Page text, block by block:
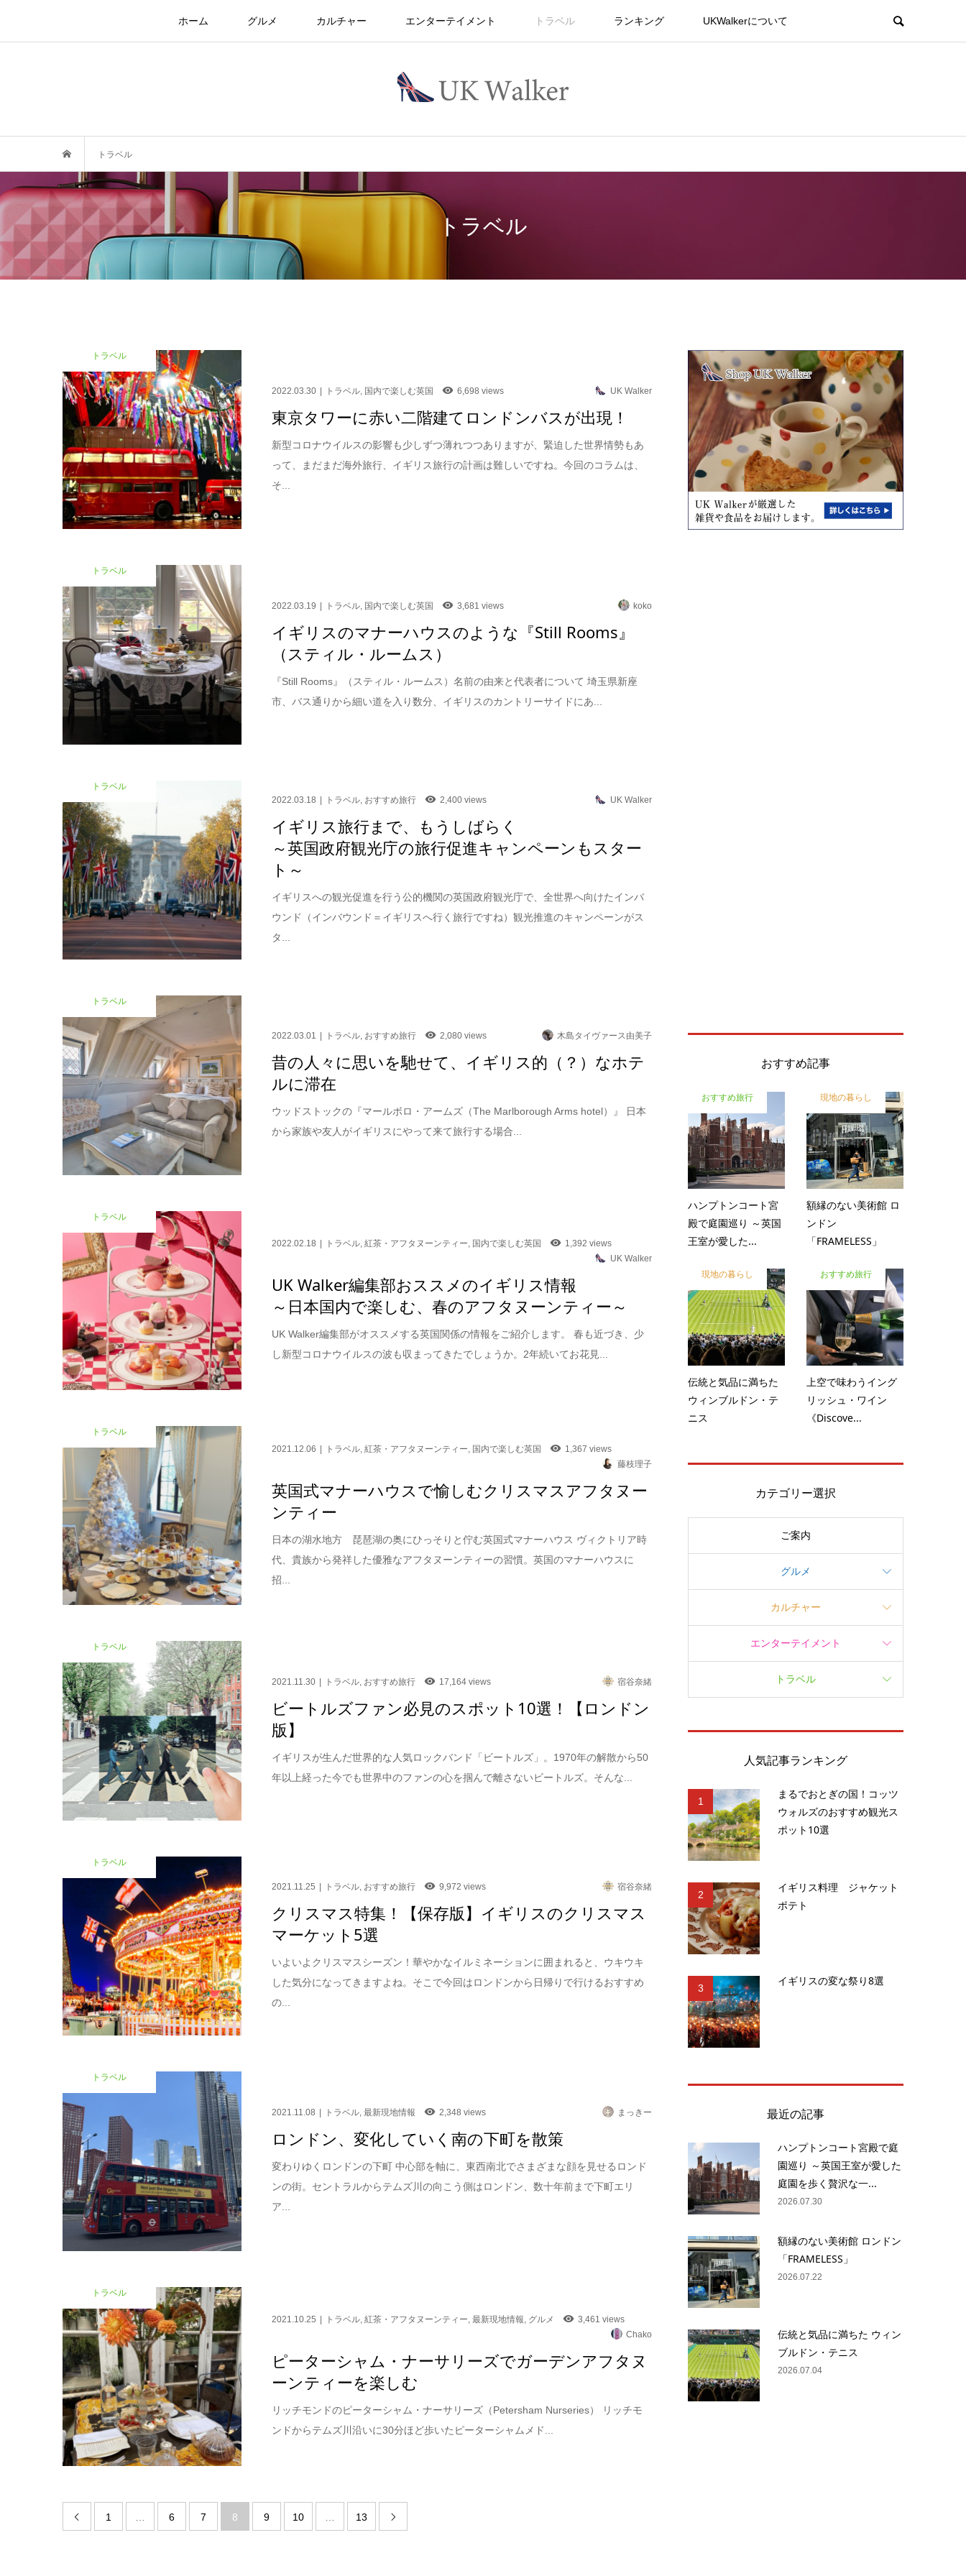
ホーム グルメ カルチャー エンターテイメント トラベル ランキング UKWalkerについて
トラベル
トラベル
トラベル
2022.03.30 トラベル, 国内で楽しむ英国 6,698 views UK Walker
東京タワーに赤い二階建てロンドンバスが出現！
新型コロナウイルスの影響も少しずつ薄れつつありますが、緊迫した世界情勢もあ
って、まだまだ海外旅行、イギリス旅行の計画は難しいですね。今回のコラムは、
そ...
トラベル
2022.03.19 トラベル 国内で楽しむ英国 3,681 views koko
イギリスのマナーハウスのような『Still Rooms』
（スティル・ルームス）
『Still Rooms』（スティル・ルームス）名前の由来と代表者について 埼玉県新座
市、バス通りから細い道を入り数分、イギリスのカントリーサイドにあ...
トラベル
2022.03.18
トラベル, おすすめ旅行 2,400 views UK Walker
イギリス旅行まで、もうしばらく
～英国政府観光庁の旅行促進キャンペーンもスター
ト～
イギリスへの観光促進を行う公的機関の英国政府観光庁で、全世界へ向けたインバ
ウンド（インバウンド＝イギリスへ行く旅行ですね）観光推進のキャンペーンがス
タ...
トラベル
2022.03.01 トラベル, おすすめ旅行 2,080 views 木島タイヴァース由美子
昔の人々に思いを馳せて、イギリス的（？）なホテ
ルに滞在
ウッドストックの『マールボロ・アームズ（The Marlborough Arms hotel）』 日本
から家族や友人がイギリスにやって来て旅行する場合...
トラベル
2022.02.18 トラベル,紅茶・アフタヌーンティー, 国内で楽しむ英国
1,392 views
UK Walker
UK Walker編集部おススメのイギリス情報
～日本国内で楽しむ、春のアフタヌーンティー～
UK Walker編集部がオススメする英国関係の情報をご紹介します。 春も近づき、少
し新型コロナウイルスの波も収まってきたでしょうか。2年続いてお花見...
トラベル
2021.12.06
トラベル ,紅茶・アフタヌーンティー 国内で楽しむ英国
1,367 views
藤枝理子
英国式マナーハウスで愉しむクリスマスアフタヌー
ンティー
日本の湖水地方 琵琶湖の奥にひっそりと佇む英国式マナーハウス ヴィクトリア時
代、貴族から発祥した優雅なアフタヌーンティーの習慣。英国のマナーハウスに
招...
トラベル
2021.11.30 トラベル おすすめ旅行 17,164 views 宿谷奈緒
ビートルズファン必見のスポット10選！【ロンドン
版】
イギリスが生んだ世界的な人気ロックバンド「ビートルズ」。1970年の解散から50
年以上経った今でも世界中のファンの心を掴んで離さないビートルズ。そんな...
トラベル
2021.11.25 トラベル, おすすめ旅行 9,972 views 宿谷奈緒
クリスマス特集！【保存版】イギリスのクリスマス
マーケット5選
いよいよクリスマスシーズン！華やかなイルミネーションに囲まれると、ウキウキ
した気分になってきますよね。そこで今回はロンドンから日帰りで行けるおすすめ
の...
トラベル
2021.11.08 トラベル,最新現地情報 2,348 views まっきー
ロンドン、変化していく南の下町を散策
変わりゆくロンドンの下町 中心部を軸に、東西南北でさまざまな顔を見せるロンド
ンの街。セントラルからテムズ川の向こう側はロンドン、数十年前まで下町エリ
ア...
トラベル
2021.10.25 トラベル,紅茶・アフタヌーンティー,最新現地情報, グルメ
3,461 views
Chako
ピーターシャム・ナーサリーズでガーデンアフタヌ
ーンティーを楽しむ
リッチモンドのピーターシャム・ナーサリーズ（Petersham Nurseries） リッチモ
ンドからテムズ川沿いに30分ほど歩いたピーターシャムメド...
 1 6 7 8 9 10 13 
おすすめ記事
おすすめ旅行
ハンプトンコート宮
殿で庭園巡り ～英国
王室が愛した...
現地の暮らし
額縁のない美術館 ロ
ンドン
「FRAMELESS」
現地の暮らし
伝統と気品に満ちた
ウィンブルドン・テ
ニス
おすすめ旅行
上空で味わうイング
リッシュ・ワイン
《Discove...
カテゴリー選択
ご案内
グルメ
カルチャー
エンターテイメント
トラベル
人気記事ランキング
1
まるでおとぎの国！コッツ
ウォルズのおすすめ観光ス
ポット10選
2
イギリス料理 ジャケット
ポテト
3
イギリスの変な祭り8選
最近の記事
ハンプトンコート宮殿で庭
園巡り ～英国王室が愛した
庭園を歩く贅沢な一...
2026.07.30
額縁のない美術館 ロンドン
「FRAMELESS」
2026.07.22
伝統と気品に満ちた ウィン
ブルドン・テニス
2026.07.04